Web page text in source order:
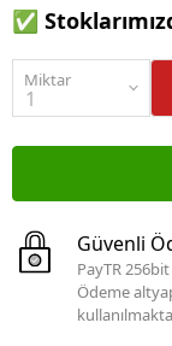
✅
Miktar
Güvenli
PayTR
Ödeme